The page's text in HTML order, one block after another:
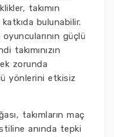
takımın
bulunabilir.
güçlü
takımınızın
zorunda
yönlerini etkisiz
takımların maç
anında tepki